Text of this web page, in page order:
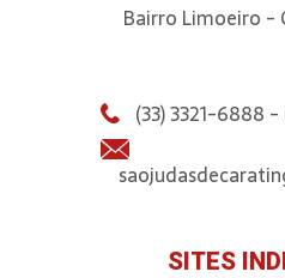
Bairro Limoeiro -
(33) 3321-6888
SITES